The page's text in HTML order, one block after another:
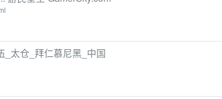
_太仓_拜仁慕尼黑_中国